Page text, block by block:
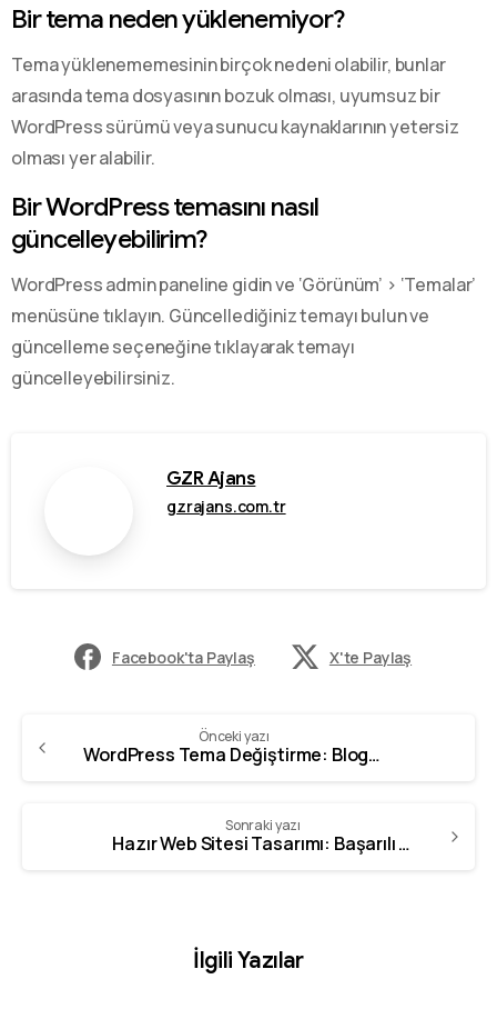
Bir tema neden yüklenemiyor?
Tema yüklenememesinin birçok nedeni olabilir, bunlar
arasında tema dosyasının bozuk olması, uyumsuz bir
WordPress sürümü veya sunucu kaynaklarının yetersiz
olması yer alabilir.
Bir WordPress temasını nasıl
güncelleyebilirim?
WordPress admin paneline gidin ve ‘Görünüm’ > ‘Temalar’
menüsüne tıklayın. Güncellediğiniz temayı bulun ve
güncelleme seçeneğine tıklayarak temayı
güncelleyebilirsiniz.
GZR Ajans
gzrajans.com.tr
Facebook'ta Paylaş X'te Paylaş
Önceki yazı
WordPress Tema Değiştirme: Blogunuzu Yenilemenin 5 Yolu
Sonraki yazı
Hazır Web Sitesi Tasarımı: Başarılı Bir Online Varoluş İçin İpuçları
İlgili Yazılar